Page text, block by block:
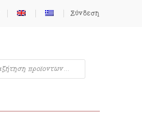
Σύνδεση